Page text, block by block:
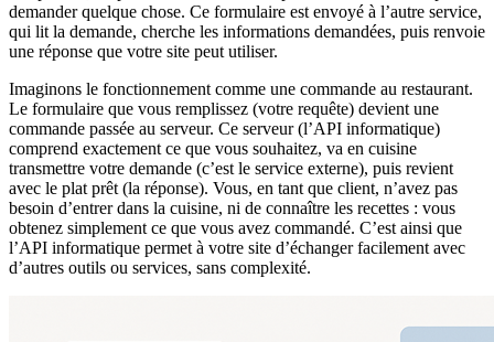
demander quelque chose. Ce formulaire est envoyé à l’autre service,
qui lit la demande, cherche les informations demandées, puis renvoie
une réponse que votre site peut utiliser.
Imaginons le fonctionnement comme une commande au restaurant.
Le formulaire que vous remplissez (votre requête) devient une
commande passée au serveur. Ce serveur (l’API informatique)
comprend exactement ce que vous souhaitez, va en cuisine
transmettre votre demande (c’est le service externe), puis revient
avec le plat prêt (la réponse). Vous, en tant que client, n’avez pas
besoin d’entrer dans la cuisine, ni de connaître les recettes : vous
obtenez simplement ce que vous avez commandé. C’est ainsi que
l’API informatique permet à votre site d’échanger facilement avec
d’autres outils ou services, sans complexité.